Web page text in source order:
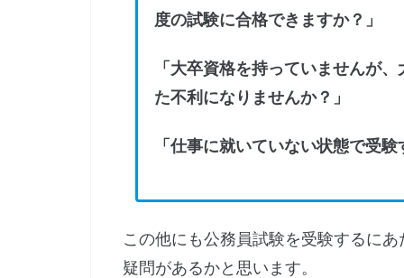
度の試験に合格できますか？」
「大卒資格を持っていませんが
た不利になりませんか？」
「仕事に就いていない状態で受
この他にも公務員試験を受験するに
疑問があるかと思います。